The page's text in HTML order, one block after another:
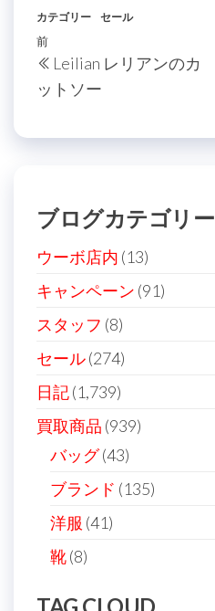
カテゴリー セール
投
稿
ナ
ビ
シ
ョ
ン
過
去
の
前
Leilian レリアンのカ
ットソー
ブログカテゴリー
ウーボ店内 (13)
キャンペーン (91)
スタッフ (8)
セール(274)
日記(1,739)
買取商品 (939)
バッグ(43)
ブランド (135)
洋服 (41)
靴(8)
TAG CLOUD